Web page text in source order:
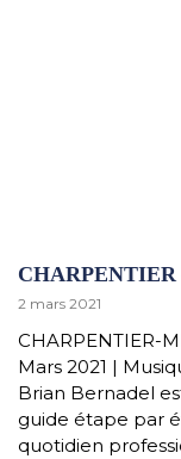
2 mars 2021
CHARPENTIER-
Mars 2021 |
Brian Bernadel
guide étape par
quotidien